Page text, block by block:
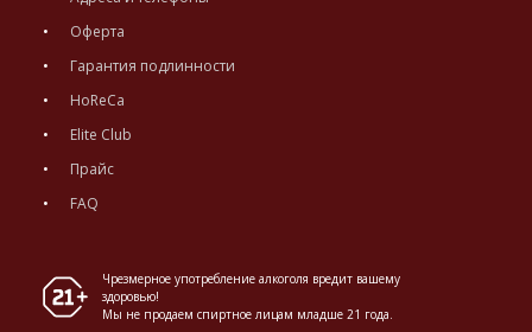
Оферта
Гарантия подлинности
HoReCa
Elite Club
Прайс
FAQ
Чрезмерное употребление алкоголя вредит вашему
здоровью!
Мы не продаем спиртное лицам младше 21 года.